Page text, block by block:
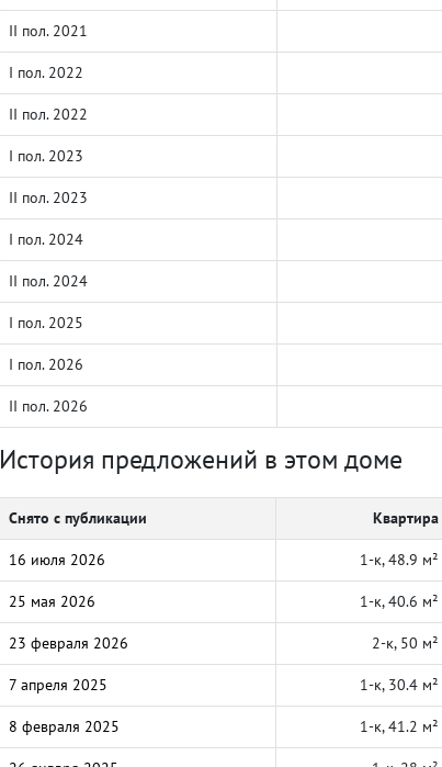
II пол. 2021
I пол. 2022
II пол. 2022
I пол. 2023
II пол. 2023
I пол. 2024
II пол. 2024
I пол. 2025
I пол. 2026
II пол. 2026
История предложений в этом доме
Снято с публикации Квартира
16 июля 2026 1-к, 48.9 м²
25 мая 2026 1-к, 40.6 м²
23 февраля 2026 2-к, 50 м²
7 апреля 2025 1-к, 30.4 м²
8 февраля 2025 1-к, 41.2 м²